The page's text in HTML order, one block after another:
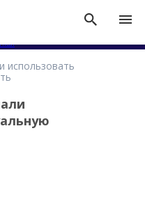
использовать